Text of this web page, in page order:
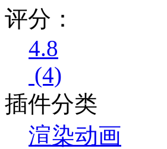
评分：
4.8
(4)
插件分类
渲染动画